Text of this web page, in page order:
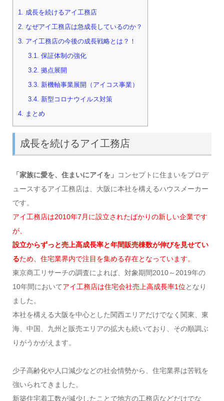
1. 成長を続けるアイ工務店
2. なぜアイ工務店は急成長しているのか？
3. アイ工務店の今後の成長戦略とは？！
3.1. 保証体制の強化
3.2. 拠点展開
3.3. 新機軸事業展開（アイコス事業）
3.4. 新型コロナウイルス対策
4. まとめ
成長を続けるアイ工務店
「家族に愛を、住まいにアイを」 コンセプトに住まいをプロデ
ュースするアイ工務店は、大阪に本社を構えるハウスメーカー
です。
アイ工務店は2010年7月に設立されたばかりの新しい企業です
が、
設立からずっと売上高成長率と年間販売棟数が伸びを見せてい
るため、住宅業界内で注目を集める存在となっています。
東京商工リサーチの調査によれば、対象期間2010～2019年の
10年間においてアイ工務店は住宅会社売上高成長率1位となり
ました。
本社を構える大阪を中心とした関西エリアだけでなく関東、東
海、中国、九州と販売エリアの拡大も続いており、その順調ぶ
りがうかがえます。
少子高齢化や人口減少などの社会情勢から、住宅業界は苦戦を
強いられてきました。
新築住宅着工数が減少したことで地方の工務店などだけでな